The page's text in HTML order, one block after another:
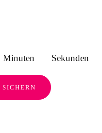
Minuten Sekunden